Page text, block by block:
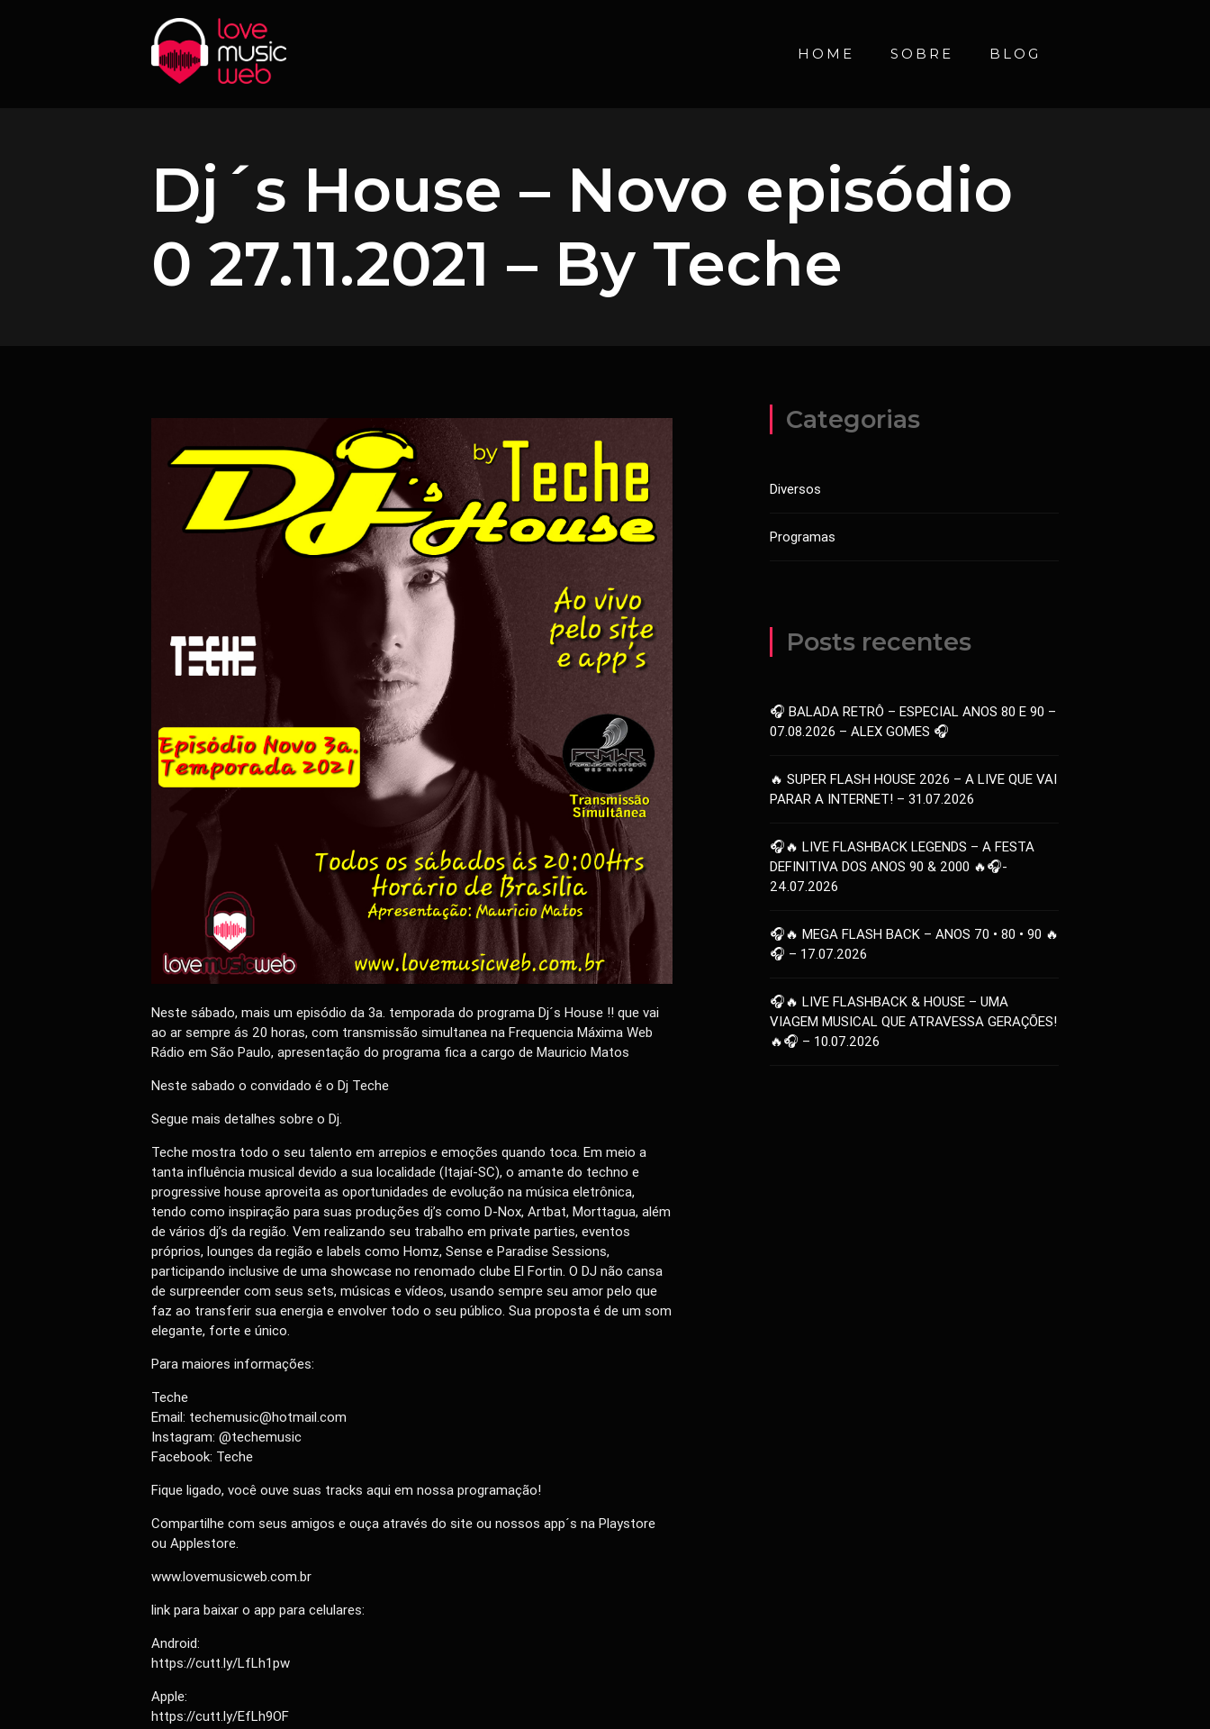
HOME SOBRE BLOG
Dj´s House – Novo episódio
0 27.11.2021 – By Teche
Neste sábado, mais um episódio da 3a. temporada do programa Dj´s House !! que vai
ao ar sempre ás 20 horas, com transmissão simultanea na Frequencia Máxima Web
Rádio em São Paulo, apresentação do programa fica a cargo de Mauricio Matos
Neste sabado o convidado é o Dj Teche
Segue mais detalhes sobre o Dj.
Teche mostra todo o seu talento em arrepios e emoções quando toca. Em meio a
tanta influência musical devido a sua localidade (Itajaí-SC), o amante do techno e
progressive house aproveita as oportunidades de evolução na música eletrônica,
tendo como inspiração para suas produções dj’s como D-Nox, Artbat, Morttagua, além
de vários dj’s da região. Vem realizando seu trabalho em private parties, eventos
próprios, lounges da região e labels como Homz, Sense e Paradise Sessions,
participando inclusive de uma showcase no renomado clube El Fortin. O DJ não cansa
de surpreender com seus sets, músicas e vídeos, usando sempre seu amor pelo que
faz ao transferir sua energia e envolver todo o seu público. Sua proposta é de um som
elegante, forte e único.
Para maiores informações:
Teche
Email: techemusic@hotmail.com
Instagram: @techemusic
Facebook: Teche
Fique ligado, você ouve suas tracks aqui em nossa programação!
Compartilhe com seus amigos e ouça através do site ou nossos app´s na Playstore
ou Applestore.
www.lovemusicweb.com.br
link para baixar o app para celulares:
Android:
https://cutt.ly/LfLh1pw
Apple:
https://cutt.ly/EfLh9OF
Categorias
Diversos
Programas
Posts recentes
🎧 BALADA RETRÔ – ESPECIAL ANOS 80 E 90 –
07.08.2026 – ALEX GOMES 🎧
🔥 SUPER FLASH HOUSE 2026 – A LIVE QUE VAI
PARAR A INTERNET! – 31.07.2026
🎧🔥 LIVE FLASHBACK LEGENDS – A FESTA
DEFINITIVA DOS ANOS 90 & 2000 🔥🎧-
24.07.2026
🎧🔥 MEGA FLASH BACK – ANOS 70 • 80 • 90 🔥
🎧 – 17.07.2026
🎧🔥 LIVE FLASHBACK & HOUSE – UMA
VIAGEM MUSICAL QUE ATRAVESSA GERAÇÕES!
🔥🎧 – 10.07.2026